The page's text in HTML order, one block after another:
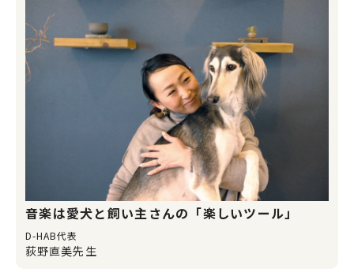
音楽は愛犬と飼い主さんの「楽しいツール」
D-HAB代表
荻野直美先生